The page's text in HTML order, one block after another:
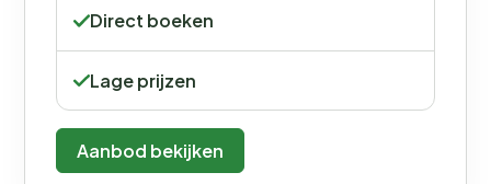
Direct boeken
Lage prijzen
Aanbod bekijken